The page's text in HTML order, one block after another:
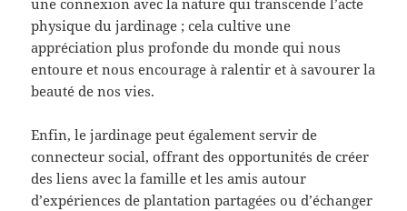
une connexion avec la nature qui transcende l’acte
physique du jardinage ; cela cultive une
appréciation plus profonde du monde qui nous
entoure et nous encourage à ralentir et à savourer la
beauté de nos vies.
Enfin, le jardinage peut également servir de
connecteur social, offrant des opportunités de créer
des liens avec la famille et les amis autour
d’expériences de plantation partagées ou d’échanger